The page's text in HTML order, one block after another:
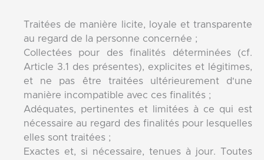
Traitées de manière licite, loyale et transparente
au regard de la personne concernée ;
Collectées pour des finalités déterminées (cf.
Article 3.1 des présentes), explicites et légitimes,
et ne pas être traitées ultérieurement d'une
manière incompatible avec ces finalités ;
Adéquates, pertinentes et limitées à ce qui est
nécessaire au regard des finalités pour lesquelles
elles sont traitées ;
Exactes et, si nécessaire, tenues à jour. Toutes